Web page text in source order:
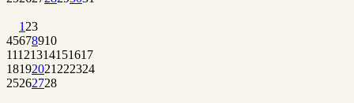
1 23
45678910
11121314151617
18192021 222324
25262728